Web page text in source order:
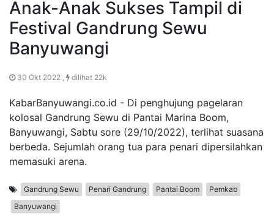
Anak-Anak Sukses Tampil di
Festival Gandrung Sewu
Banyuwangi
30 Okt 2022 , dilihat 22k
KabarBanyuwangi.co.id - Di penghujung pagelaran
kolosal Gandrung Sewu di Pantai Marina Boom,
Banyuwangi, Sabtu sore (29/10/2022), terlihat suasana
berbeda. Sejumlah orang tua para penari dipersilahkan
memasuki arena.
Gandrung Sewu Penari Gandrung Pantai Boom
Pemkab
Banyuwangi